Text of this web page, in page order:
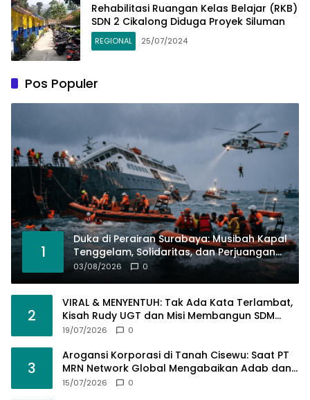
Rehabilitasi Ruangan Kelas Belajar (RKB)
SDN 2 Cikalong Diduga Proyek Siluman
REGIONAL 25/07/2024
Pos Populer
1
Duka di Perairan Surabaya: Musibah Kapal
Tenggelam, Solidaritas, dan Perjuangan
Bertahan Hidup
03/08/2026 0
2
VIRAL & MENYENTUH: Tak Ada Kata Terlambat,
Kisah Rudy UGT dan Misi Membangun SDM
Bangsa Lewat Kuliah Jarak Jauh
19/07/2026 0
3
Arogansi Korporasi di Tanah Cisewu: Saat PT
MRN Network Global Mengabaikan Adab dan
Hukum
15/07/2026 0